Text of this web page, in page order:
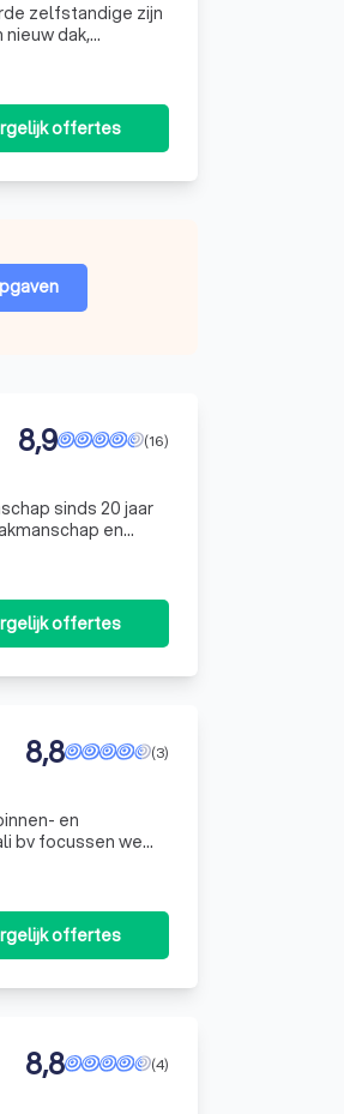
zelfstandige zijn
dak,
wordt met de
offertes
(16)
8,9
en
elke renovatie met
offertes
(3)
8,8
en
met échte
offertes
(4)
8,8